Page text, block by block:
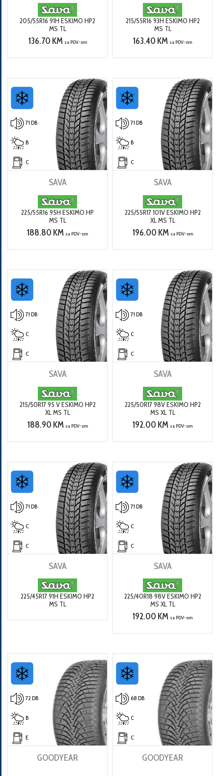
205/55R16 91H ESKIMO HP2
MS TL
136.70 KM sa PDV-om
215/55R16 93H ESKIMO HP2
MS TL
163.40 KM sa PDV-om
71 DB
B
C
SAVA
225/55R16 95H ESKIMO HP
MS TL
188.80 KM sa PDV-om
71 DB
B
C
SAVA
225/55R17 101V ESKIMO HP2
XL MS TL
196.00 KM sa PDV-om
71 DB
C
C
SAVA
215/50R17 95 V ESKIMO HP2
XL MS TL
188.90 KM sa PDV-om
71 DB
C
C
SAVA
225/50R17 98V ESKIMO HP2
MS XL TL
192.00 KM sa PDV-om
71 DB
C
C
SAVA
225/45R17 91H ESKIMO HP2
MS TL
71 DB
C
C
SAVA
225/40R18 98V ESKIMO HP2
MS XL TL
192.00 KM sa PDV-om
72 DB
B
E
GOODYEAR
68 DB
C
C
GOODYEAR